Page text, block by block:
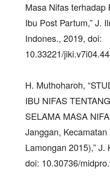
Masa Nifas terhadap
Ibu Post Partum,” J.
Indones., 2019, doi:
10.33221/
H. Muthoharoh,
IBU NIFAS
SELAMA MASA
Janggan,
Lamongan 2015),”
doi: 10.30736/